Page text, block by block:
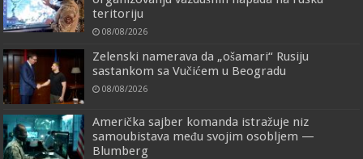
teritoriju
08/08/2026
Zelenski namerava da „ošamari“ Rusiju
sastankom sa Vučićem u Beogradu
08/08/2026
Američka sajber komanda istražuje niz
samoubistava među svojim osobljem —
Blumberg